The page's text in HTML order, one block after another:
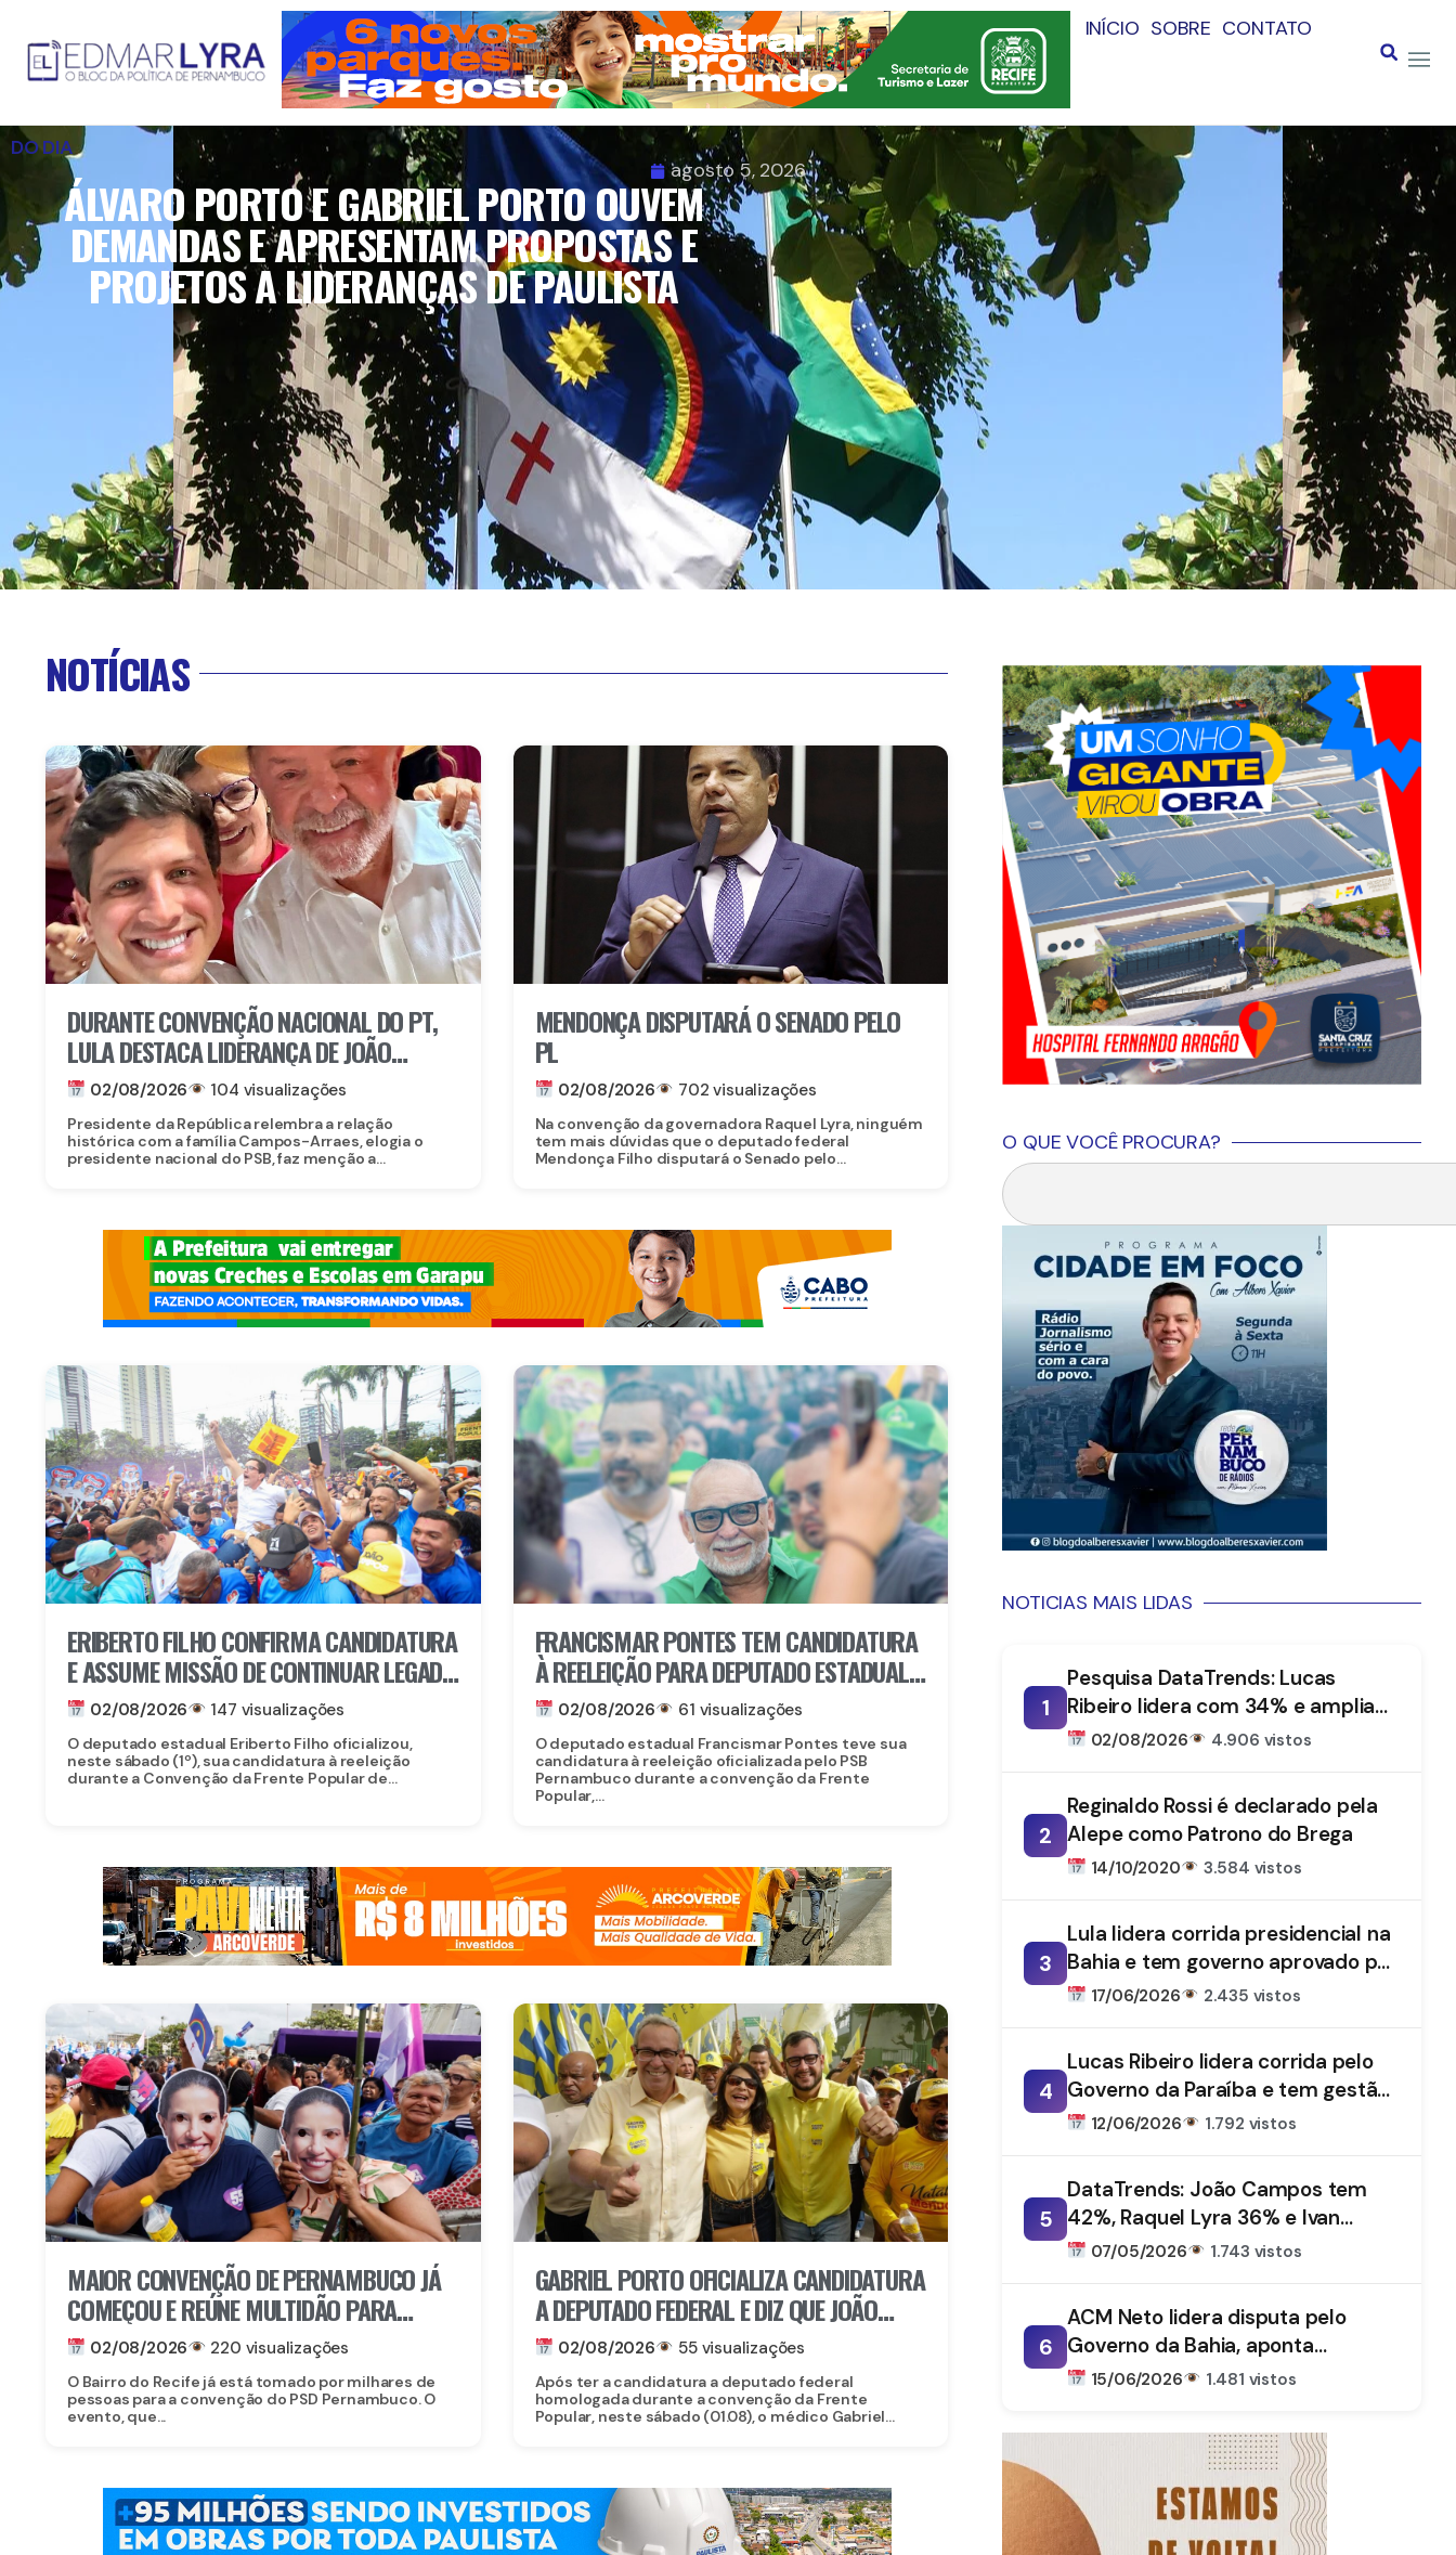
INÍCIO SOBRE CONTATO
DO DIA
agosto 5, 2026
ÁLVARO PORTO E GABRIEL PORTO OUVEM
DEMANDAS E APRESENTAM PROPOSTAS E
PROJETOS A LIDERANÇAS DE PAULISTA
NOTÍCIAS
DURANTE CONVENÇÃO NACIONAL DO PT,
LULA DESTACA LIDERANÇA DE JOÃO
CAMPOS
02/08/2026 104 visualizações
Presidente da República relembra a relação
histórica com a família Campos-Arraes, elogia o
presidente nacional do PSB, faz menção a...
MENDONÇA DISPUTARÁ O SENADO PELO
PL
02/08/2026 702 visualizações
Na convenção da governadora Raquel Lyra, ninguém
tem mais dúvidas que o deputado federal
Mendonça Filho disputará o Senado pelo...
ERIBERTO FILHO CONFIRMA CANDIDATURA
E ASSUME MISSÃO DE CONTINUAR LEGADO
DE ERIBERTO MEDEIROS
02/08/2026 147 visualizações
O deputado estadual Eriberto Filho oficializou,
neste sábado (1º), sua candidatura à reeleição
durante a Convenção da Frente Popular de...
FRANCISMAR PONTES TEM CANDIDATURA
À REELEIÇÃO PARA DEPUTADO ESTADUAL
OFICIALIZADA
02/08/2026 61 visualizações
O deputado estadual Francismar Pontes teve sua
candidatura à reeleição oficializada pelo PSB
Pernambuco durante a convenção da Frente
Popular,...
MAIOR CONVENÇÃO DE PERNAMBUCO JÁ
COMEÇOU E REÚNE MULTIDÃO PARA
REELEGER RAQUEL LYRA
02/08/2026 220 visualizações
O Bairro do Recife já está tomado por milhares de
pessoas para a convenção do PSD Pernambuco. O
evento, que...
GABRIEL PORTO OFICIALIZA CANDIDATURA
A DEPUTADO FEDERAL E DIZ QUE JOÃO
CAMPOS VAI LIVRAR PE DO PIOR
GOVERNO DA HISTÓRIA
02/08/2026 55 visualizações
Após ter a candidatura a deputado federal
homologada durante a convenção da Frente
Popular, neste sábado (01.08), o médico Gabriel...
O QUE VOCÊ PROCURA?
NOTICIAS MAIS LIDAS
1
Pesquisa DataTrends: Lucas
Ribeiro lidera com 34% e amplia
vantagem na disputa pelo
02/08/2026 4.906 vistos
2
Reginaldo Rossi é declarado pela
Alepe como Patrono do Brega
14/10/2020 3.584 vistos
3
Lula lidera corrida presidencial na
Bahia e tem governo aprovado por
61%, aponta DataTrends
17/06/2026 2.435 vistos
4
Lucas Ribeiro lidera corrida pelo
Governo da Paraíba e tem gestão
aprovada por 66%, aponta
12/06/2026 1.792 vistos
5
DataTrends: João Campos tem
42%, Raquel Lyra 36% e Ivan
Moraes 1%
07/05/2026 1.743 vistos
6
ACM Neto lidera disputa pelo
Governo da Bahia, aponta
DataTrends
15/06/2026 1.481 vistos